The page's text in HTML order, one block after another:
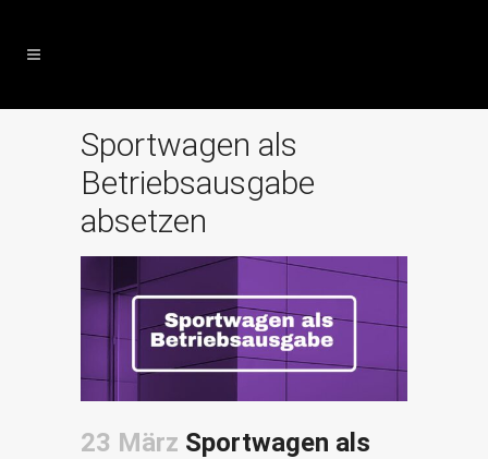
Sportwagen als
Betriebsausgabe
absetzen
23 März Sportwagen als